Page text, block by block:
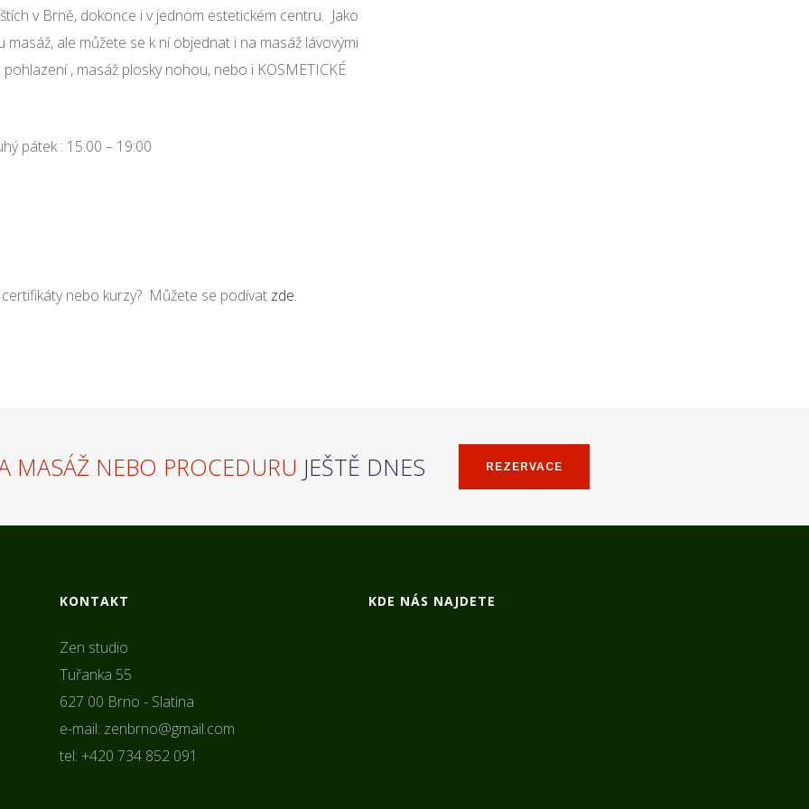
v Brně, dokonce i v jednom estetickém centru. Jako
ale můžete se k ní objednat i na masáž lávovými
, masáž plosky nohou, nebo i KOSMETICKÉ
pátek : 15:00 – 19:00
nebo kurzy? Můžete se podívat zde.
MASÁŽ NEBO PROCEDURU JEŠTĚ DNES REZERVACE
KONTAKT
Zen studio
Tuřanka 55
627 00 Brno - Slatina
e-mail: zenbrno@gmail.com
tel: +420 734 852 091
KDE NÁS NAJDETE